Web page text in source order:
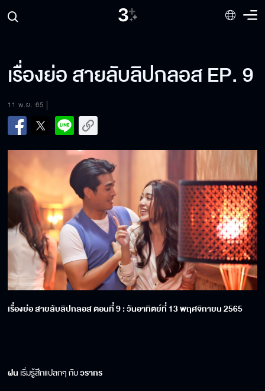
เรื่องย่อ สายลับลิปกลอส EP. 9
11 พ.ย. 65
เรื่องย่อ สายลับลิปกลอส ตอนที่9: วันอาทิตย์ที่13พฤศจิกายน 2565
ฝน เริ่มรู้สึกแปลกๆ กับวรากร